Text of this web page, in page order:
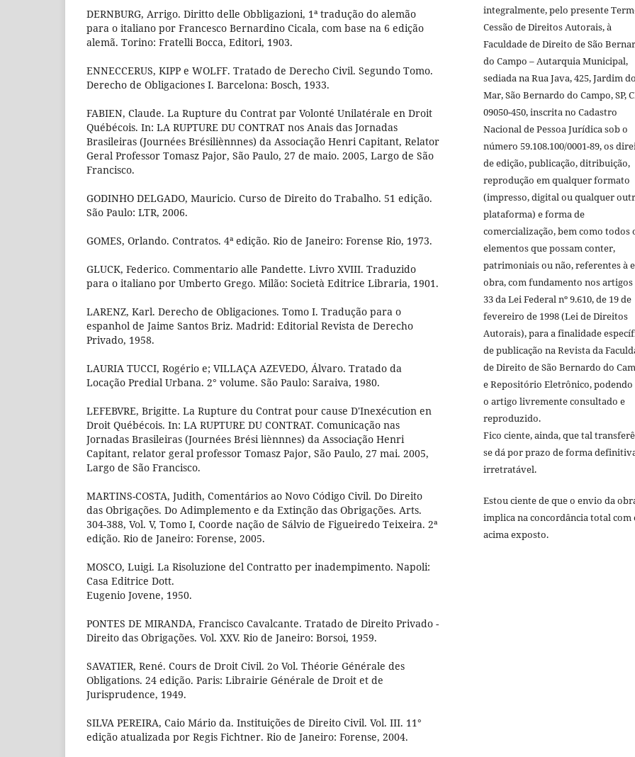
DERNBURG, Arrigo. Diritto delle Obbligazioni, 1ª tradução do alemão
para o italiano por Francesco Bernardino Cicala, com base na 6 edição
alemã. Torino: Fratelli Bocca, Editori, 1903.
ENNECCERUS, KIPP e WOLFF. Tratado de Derecho Civil. Segundo Tomo.
Derecho de Obligaciones I. Barcelona: Bosch, 1933.
FABIEN, Claude. La Rupture du Contrat par Volonté Unilatérale en Droit
Québécois. In: LA RUPTURE DU CONTRAT nos Anais das Jornadas
Brasileiras (Journées Brésiliènnnes) da Associação Henri Capitant, Relator
Geral Professor Tomasz Pajor, São Paulo, 27 de maio. 2005, Largo de São
Francisco.
GODINHO DELGADO, Mauricio. Curso de Direito do Trabalho. 51 edição.
São Paulo: LTR, 2006.
GOMES, Orlando. Contratos. 4ª edição. Rio de Janeiro: Forense Rio, 1973.
GLUCK, Federico. Commentario alle Pandette. Livro XVIII. Traduzido
para o italiano por Umberto Grego. Milão: Società Editrice Libraria, 1901.
LARENZ, Karl. Derecho de Obligaciones. Tomo I. Tradução para o
espanhol de Jaime Santos Briz. Madrid: Editorial Revista de Derecho
Privado, 1958.
LAURIA TUCCI, Rogério e; VILLAÇA AZEVEDO, Álvaro. Tratado da
Locação Predial Urbana. 2° volume. São Paulo: Saraiva, 1980.
LEFEBVRE, Brigitte. La Rupture du Contrat pour cause D'Inexécution en
Droit Québécois. In: LA RUPTURE DU CONTRAT. Comunicação nas
Jornadas Brasileiras (Journées Brési liènnnes) da Associação Henri
Capitant, relator geral professor Tomasz Pajor, São Paulo, 27 mai. 2005,
Largo de São Francisco.
MARTINS-COSTA, Judith, Comentários ao Novo Código Civil. Do Direito
das Obrigações. Do Adimplemento e da Extinção das Obrigações. Arts.
304-388, Vol. V, Tomo I, Coorde nação de Sálvio de Figueiredo Teixeira. 2ª
edição. Rio de Janeiro: Forense, 2005.
MOSCO, Luigi. La Risoluzione del Contratto per inadempimento. Napoli:
Casa Editrice Dott.
Eugenio Jovene, 1950.
PONTES DE MIRANDA, Francisco Cavalcante. Tratado de Direito Privado -
Direito das Obrigações. Vol. XXV. Rio de Janeiro: Borsoi, 1959.
SAVATIER, René. Cours de Droit Civil. 2o Vol. Théorie Générale des
Obligations. 24 edição. Paris: Librairie Générale de Droit et de
Jurisprudence, 1949.
SILVA PEREIRA, Caio Mário da. Instituições de Direito Civil. Vol. III. 11°
edição atualizada por Regis Fichtner. Rio de Janeiro: Forense, 2004.
integralmente, pelo presente
Cessão de Direitos Autorais, à
Faculdade de Direito de São
do Campo – Autarquia Municipal,
sediada na Rua Java, 425, Jardim
Mar, São Bernardo do Campo, SP,
09050-450, inscrita no Cadastro
Nacional de Pessoa Jurídica sob o
número 59.108.100/0001-89, os
de edição, publicação, ditribuição,
reprodução em qualquer formato
(impresso, digital ou qualquer
plataforma) e forma de
comercialização, bem como todos
elementos que possam conter,
patrimoniais ou não, referentes à
obra, com fundamento nos artigos
33 da Lei Federal nº 9.610, de 19 de
fevereiro de 1998 (Lei de Direitos
Autorais), para a finalidade
de publicação na Revista da
de Direito de São Bernardo do
e Repositório Eletrônico, podendo
o artigo livremente consultado e
reproduzido.
Fico ciente, ainda, que tal
se dá por prazo de forma
irretratável.
Estou ciente de que o envio da
implica na concordância total com
acima exposto.